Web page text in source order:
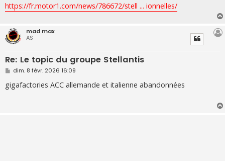
https://fr.motor1.com/news/786672/stell ... ionnelles/
mad max
AS
Re: Le topic du groupe Stellantis
M
s
s
dim. 8 févr. 2026 16:09
gigafactories ACC allemande et italienne abandonnées